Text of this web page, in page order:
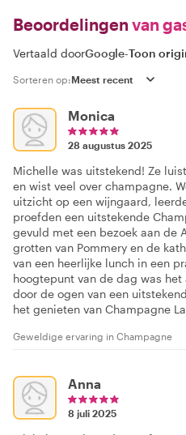
Beoordelingen van
Vertaald doorGoogle-Toon
Sorteren op:
Monica
28 augustus 2025
Michelle was uitstekend! Ze
en wist veel over champagne.
uitzicht op een wijngaard,
proefden een uitstekende
gevuld met een bezoek aan de
grotten van Pommery en de
van een heerlijke lunch in een
hoogtepunt van de dag was
door de ogen van een
het genieten van Champagne
Geweldige ervaring in Champagne
Anna
8 juli 2025